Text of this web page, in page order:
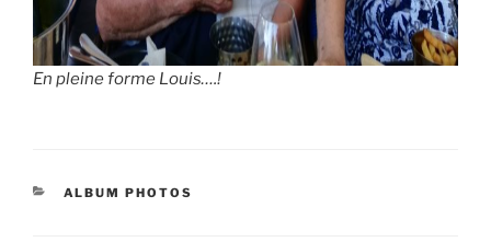
En pleine forme Louis….!
CATÉGORIES
ALBUM PHOTOS